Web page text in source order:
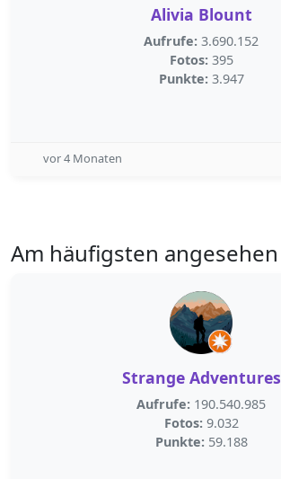
Alivia Blount
Aufrufe: 3.690.152
Fotos: 395
Punkte: 3.947
vor 4 Monaten
Am häufigsten angesehen
Strange Adventures
Aufrufe: 190.540.985
Fotos: 9.032
Punkte: 59.188